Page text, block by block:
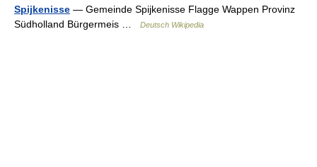
Spijkenisse — Gemeinde Spijkenisse Flagge Wappen Provinz
Südholland Bürgermeis …
Deutsch Wikipedia